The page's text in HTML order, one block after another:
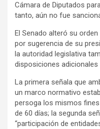
Cámara de Diputados
tanto, aún no fue
El Senado alteró su
por sugerencia de su
la autoridad legislativa
disposiciones adicionales
La primera señala que
un marco normativo
persoga los mismos
de 60 días; la segunda
“participación de